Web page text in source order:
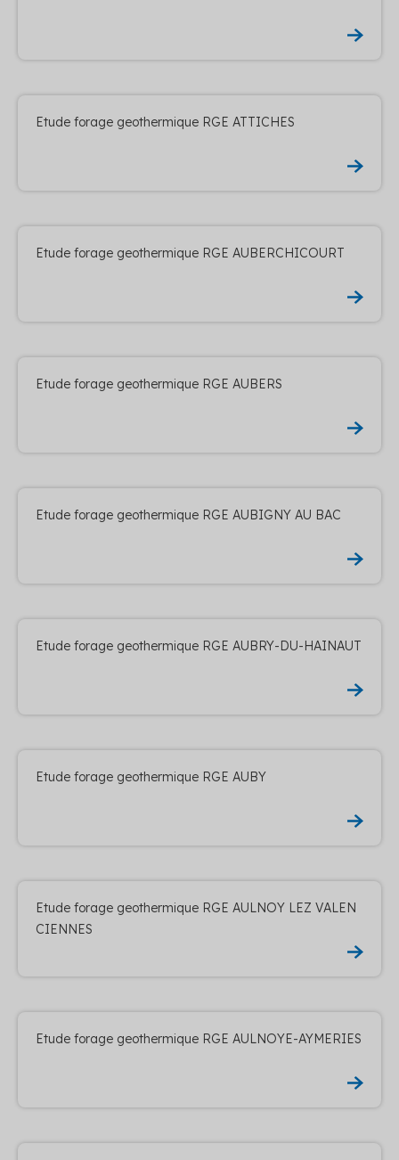
Etude forage geothermique RGE ATTICHES
Etude forage geothermique RGE AUBERCHICOURT
Etude forage geothermique RGE AUBERS
Etude forage geothermique RGE AUBIGNY AU BAC
Etude forage geothermique RGE AUBRY-DU-HAINAUT
Etude forage geothermique RGE AUBY
Etude forage geothermique RGE AULNOY LEZ VALEN
CIENNES
Etude forage geothermique RGE AULNOYE-AYMERIES